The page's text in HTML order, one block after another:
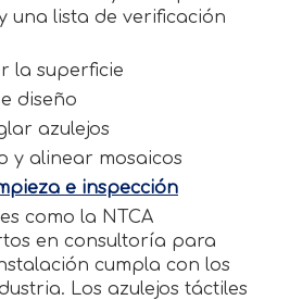
una lista de verificación
la superficie
diseño
azulejos
y alinear mosaicos
e inspección
como la NTCA
en consultoría para
cumpla con los
Los azulejos táctiles